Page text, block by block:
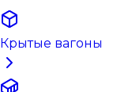
Крытые вагоны